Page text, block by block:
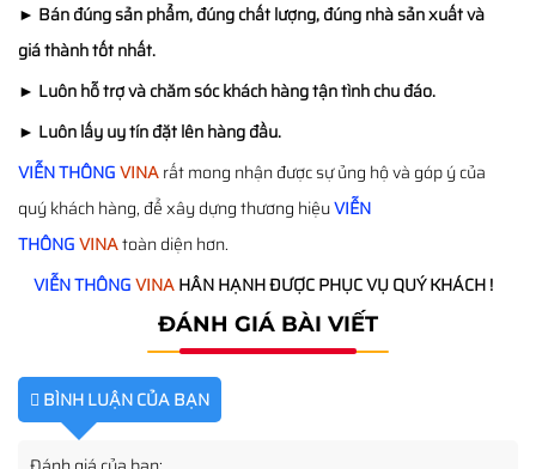
► Bán đúng sản phẩm, đúng chất lượng, đúng nhà sản xuất và
giá thành tốt nhất.
► Luôn hỗ trợ và chăm sóc khách hàng tận tình chu đáo.
► Luôn lấy uy tín đặt lên hàng đầu.
VIỄN THÔNGVINArất mong nhận được sự ủng hộ và góp ý của
quý khách hàng, để xây dựng thương hiệuVIỄN
THÔNGVINAtoàn diện hơn.
VIỄN THÔNGVINAHÂN HẠNH ĐƯỢC PHỤC VỤ QUÝ KHÁCH !
ĐÁNH GIÁ BÀI VIẾT
BÌNH LUẬN CỦA BẠN